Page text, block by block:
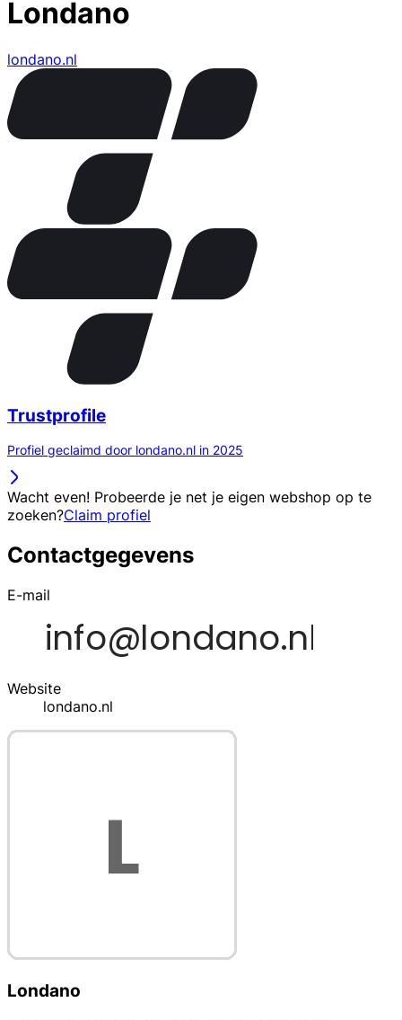
Londano
londano.nl
Trustprofile
Profiel geclaimd door londano.nl in 2025
Wacht even! Probeerde je net je eigen webshop op te
zoeken?Claim profiel
Contactgegevens
E-mail
Website
londano.nl
Londano